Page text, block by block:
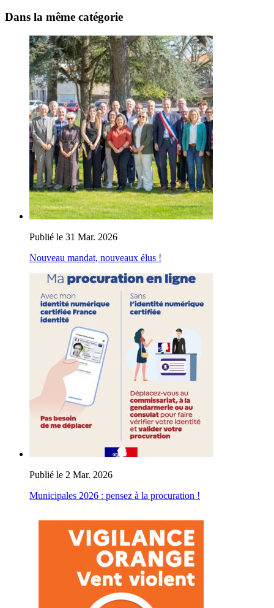
Dans la même catégorie
Publié le 31 Mar. 2026
Nouveau mandat, nouveaux élus !
Publié le 2 Mar. 2026
Municipales 2026 : pensez à la procuration !